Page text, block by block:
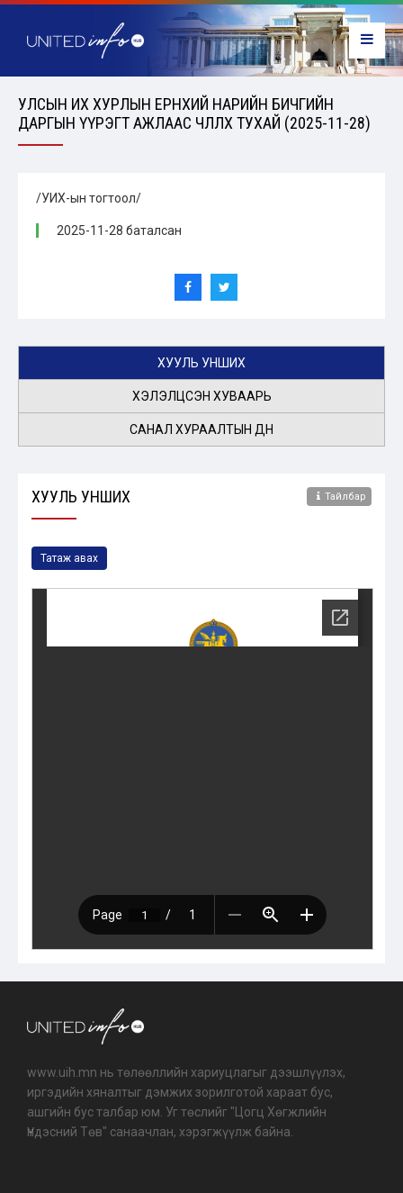
УЛСЫН ИХ ХУРЛЫН ЕРӨНХИЙ НАРИЙН БИЧГИЙН
ДАРГЫН ҮҮРЭГТ АЖЛААС ЧӨЛӨӨЛӨХ ТУХАЙ (2025-11-28)
/УИХ-ын тогтоол/
2025-11-28 баталсан
ХУУЛЬ УНШИХ
ХЭЛЭЛЦСЭН ХУВААРЬ
САНАЛ ХУРААЛТЫН ДҮН
ХУУЛЬ УНШИХ Тайлбар
Татаж авах
www.uih.mn нь төлөөллийн хариуцлагыг дээшлүүлэх,
иргэдийн хяналтыг дэмжих зорилготой хараат бус,
ашгийн бус талбар юм. Уг төслийг "Цогц Хөгжлийн
Үндэсний Төв" санаачлан, хэрэгжүүлж байна.